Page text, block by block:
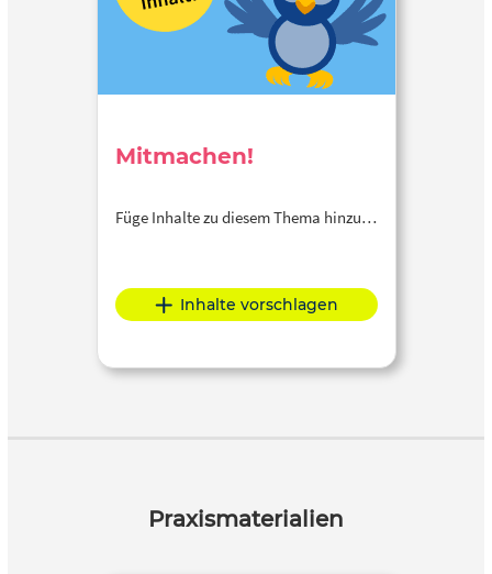
Mitmachen!
Füge Inhalte zu diesem Thema hinzu…
Inhalte vorschlagen
Praxismaterialien